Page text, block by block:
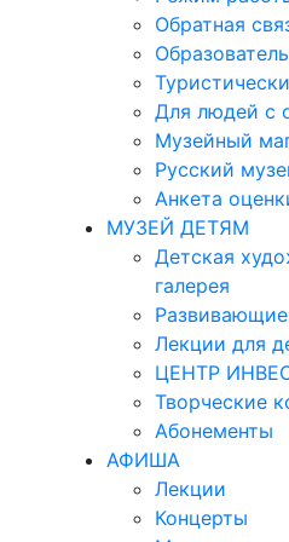
Обратная
Для людей с
Музейный
Русский
Анкета
МУЗЕЙ ДЕТЯМ
Детская
галерея
Лекции для
ЦЕНТР
Творческие
Абонементы
АФИША
Лекции
Концерты